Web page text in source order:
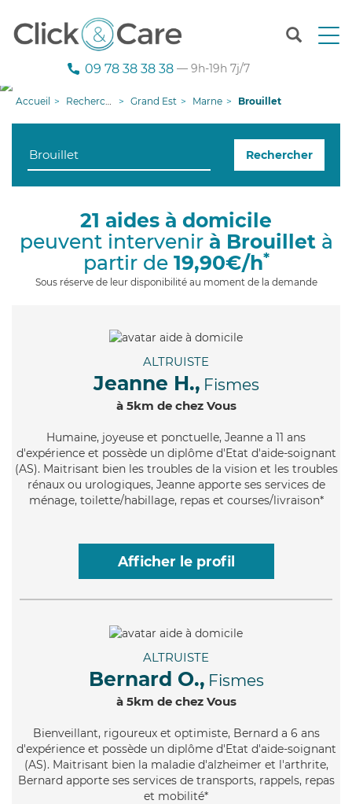
T
n
g
i
09 78 38 38 38 — 9h-19h 7j/7
Accueil Recherche aide à domicile Grand Est Marne Brouillet
Rechercher
21 aides à domicile
peuvent intervenir à Brouilletà
partir de 19,90€/h*
Sous réserve de leur disponibilité au moment de la demande
ALTRUISTE
Jeanne H., Fismes
à 5km de chez Vous
Humaine, joyeuse et ponctuelle, Jeanne a 11 ans
d'expérience et possède un diplôme d'Etat d'aide-soignant
(AS). Maitrisant bien les troubles de la vision et les troubles
rénaux ou urologiques, Jeanne apporte ses services de
ménage, toilette/habillage, repas et courses/livraison*
Afficher le profil
ALTRUISTE
Bernard O., Fismes
à 5km de chez Vous
Bienveillant, rigoureux et optimiste, Bernard a 6 ans
d'expérience et possède un diplôme d'Etat d'aide-soignant
(AS). Maitrisant bien la maladie d'alzheimer et l'arthrite,
Bernard apporte ses services de transports, rappels, repas
et mobilité*